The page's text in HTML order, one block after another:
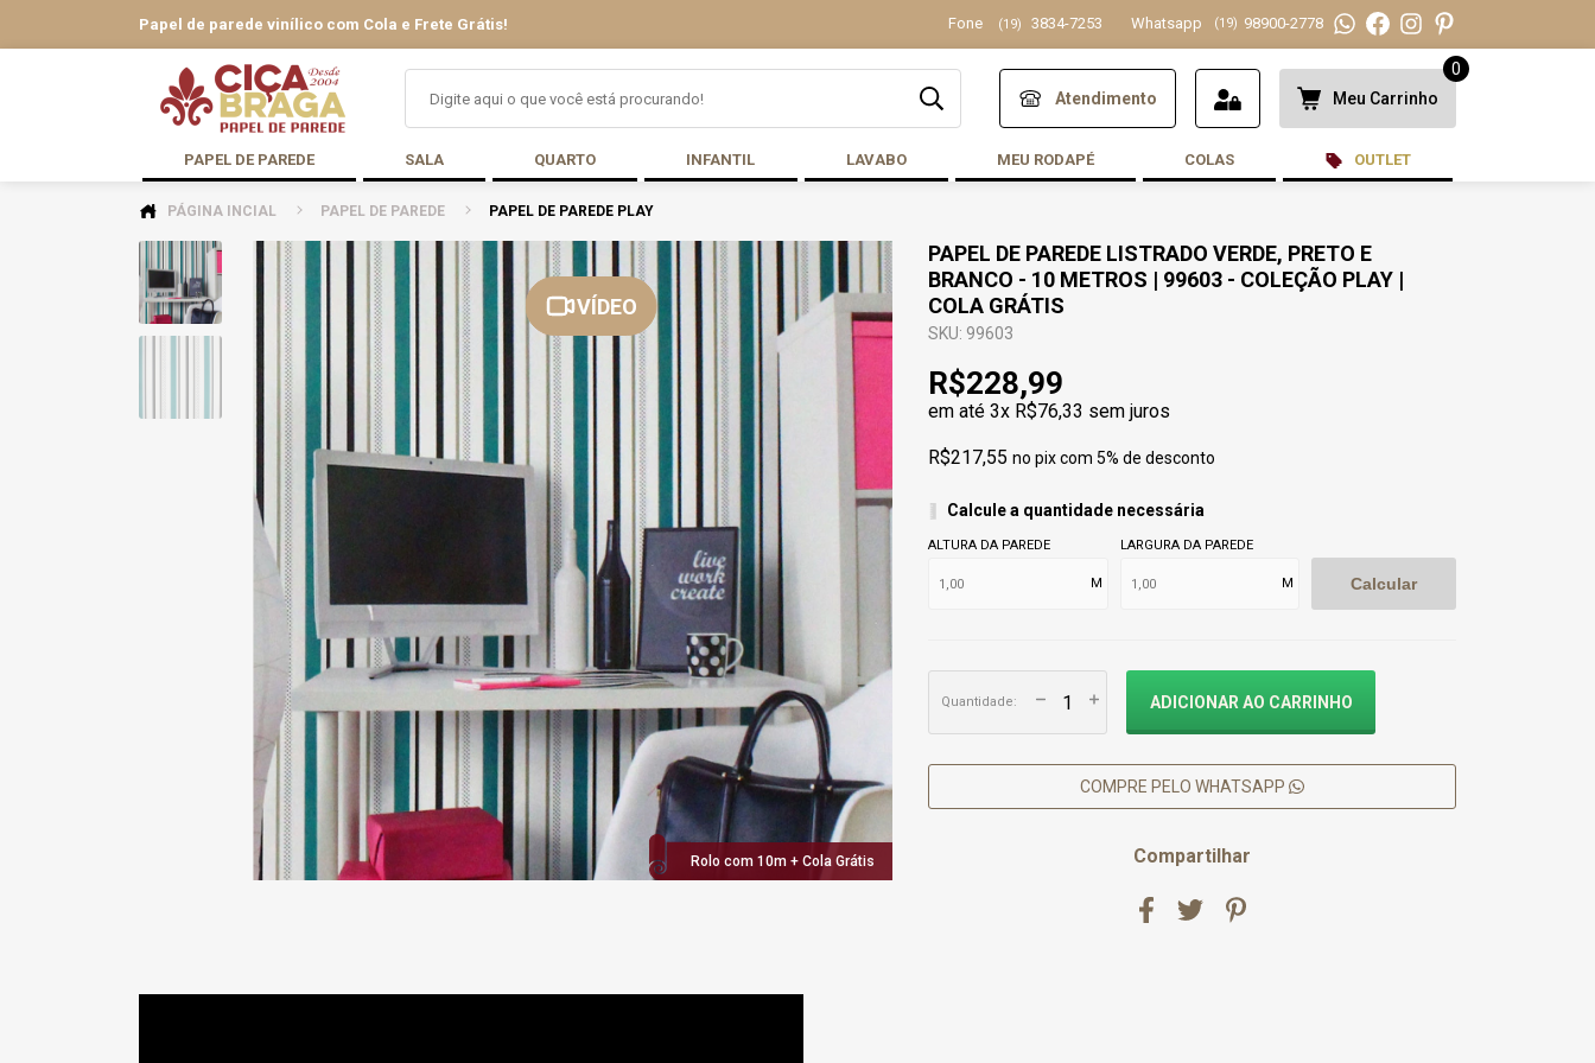
Papel de parede vinílico com Cola e Frete Grátis! Fone (19) 3834-7253 Whatsapp (19) 98900-2778
Atendimento Meu Carrinho
0
PAPEL DE PAREDE SALA QUARTO INFANTIL LAVABO MEU RODAPÉ COLAS OUTLET
PÁGINA INCIAL PAPEL DE PAREDE PAPEL DE PAREDE PLAY
VÍDEO
Rolo com 10m + Cola Grátis
PAPEL DE PAREDE LISTRADO VERDE, PRETO E
BRANCO - 10 METROS | 99603 - COLEÇÃO PLAY |
COLA GRÁTIS
SKU: 99603
R$228,99
em até 3x R$76,33 sem juros
R$217,55 no pix com 5% de desconto
Calcule a quantidade necessária
ALTURA DA PAREDE
M
LARGURA DA PAREDE
M Calcular
Quantidade:
COMPRE PELO WHATSAPP
Compartilhar